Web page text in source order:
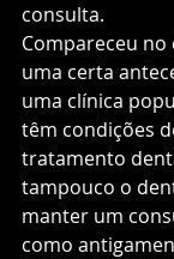
consulta.
Compareceu no
uma certa
uma clínica
têm condições
tratamento
tampouco o
manter um
como